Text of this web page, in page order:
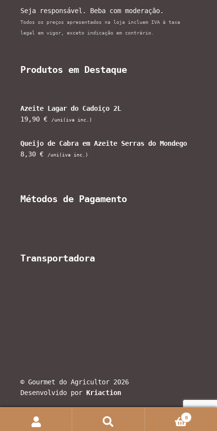
Seja responsável. Beba com moderação.
Todos os preços apresentados na loja incluem IVA à taxa
legal em vigor, exceto indicação em contrário.
Produtos em Destaque
Azeite Lagar do Cadoiço 2L
19,90€ /uni(iva inc.)
Queijo de Cabra em Azeite Serras do Mondego
8,30€ /uni(iva inc.)
Métodos de Pagamento
Transportadora
© Gourmet do Agricultor 2026
Desenvolvido porKriaction
0